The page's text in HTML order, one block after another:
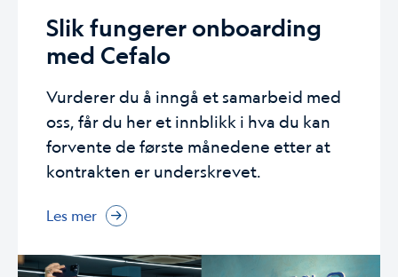
Slik fungerer onboarding
med Cefalo
Vurderer du å inngå et samarbeid med
oss, får du her et innblikk i hva du kan
forvente de første månedene etter at
kontrakten er underskrevet.
Les mer